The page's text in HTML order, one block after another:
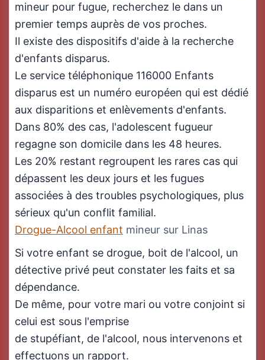
mineur pour fugue, recherchez le dans un
premier temps auprès de vos proches.
Il existe des dispositifs d'aide à la recherche
d'enfants disparus.
Le service téléphonique 116000 Enfants
disparus est un numéro européen qui est dédié
aux disparitions et enlèvements d'enfants.
Dans 80% des cas, l'adolescent fugueur
regagne son domicile dans les 48 heures.
Les 20% restant regroupent les rares cas qui
dépassent les deux jours et les fugues
associées à des troubles psychologiques, plus
sérieux qu'un conflit familial.
Drogue-Alcool enfant mineur sur Linas
Si votre enfant se drogue, boit de l'alcool, un
détective privé peut constater les faits et sa
dépendance.
De même, pour votre mari ou votre conjoint si
celui est sous l'emprise
de stupéfiant, de l'alcool, nous intervenons et
effectuons un rapport.